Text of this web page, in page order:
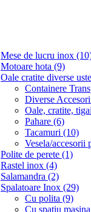
Mese de lucru inox
Motoare hota (9)
Oale cratite diverse
Containere
Diverse
Oale, cratite,
Pahare (6)
Tacamuri (10)
Vesela/accesorii
Polite de perete (1)
Rastel inox (4)
Salamandra (2)
Spalatoare Inox (29)
Cu polita (9)
Cu spatiu